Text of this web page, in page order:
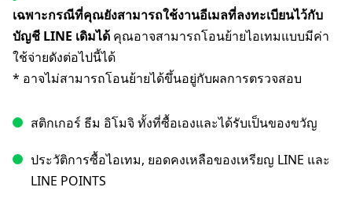
เฉพาะกรณีที่คุณยังสามารถใช้งานอีเมลที่ลงทะเบียนไว้กับ
บัญชี LINE เดิมได้ คุณอาจสามารถโอนย้ายไอเทมแบบมีค่า
ใช้จ่ายดังต่อไปนี้ได้
* อาจไม่สามารถโอนย้ายได้ขึ้นอยู่กับผลการตรวจสอบ
สติกเกอร์ ธีม อิโมจิ ทั้งที่ซื้อเองและได้รับเป็นของขวัญ
ประวัติการซื้อไอเทม, ยอดคงเหลือของเหรียญ LINE และ
LINE POINTS